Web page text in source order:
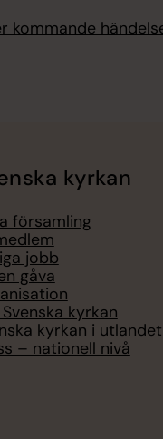
kommande
kyrkan
församling
jobb
gåva
kyrkan
kyrkan i utlandet
– nationell nivå